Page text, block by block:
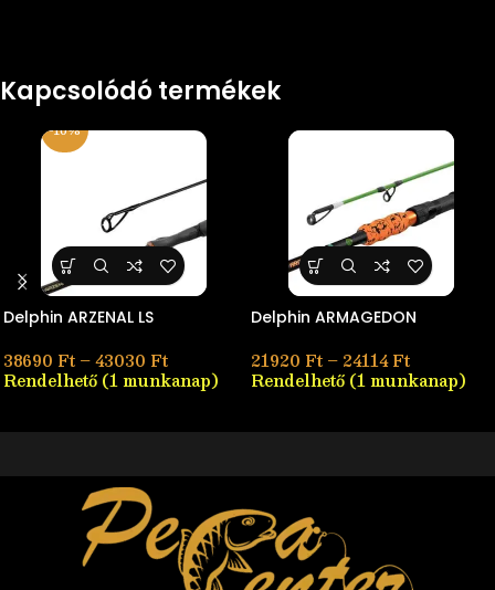
Kapcsolódó termékek
-10%
Delphin ARZENAL LS
38690 Ft –43030 Ft
Rendelhető (1 munkanap)
Delphin ARMAGEDON
21920 Ft – 24114Ft
Rendelhető (1 munkanap)